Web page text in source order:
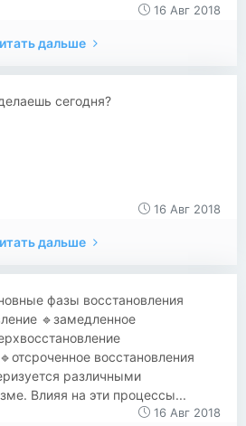
16 Авг 2018
дальше
сегодня?
16 Авг 2018
дальше
фазы восстановления
🔹замедленное
восстановления
различными
Влияя на эти процессы...
16 Авг 2018